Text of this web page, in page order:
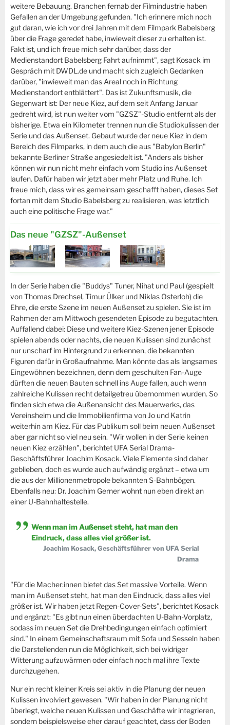
weitere Bebauung. Branchen fernab der Filmindustrie haben
Gefallen an der Umgebung gefunden. "Ich erinnere mich noch
gut daran, wie ich vor drei Jahren mit dem Filmpark Babelsberg
über die Frage geredet habe, inwieweit dieser zu erhalten ist.
Fakt ist, und ich freue mich sehr darüber, dass der
Medienstandort Babelsberg Fahrt aufnimmt", sagt Kosack im
Gespräch mit DWDL.de und macht sich zugleich Gedanken
darüber, "inwieweit man das Areal noch in Richtung
Medienstandort entblättert". Das ist Zukunftsmusik, die
Gegenwart ist: Der neue Kiez, auf dem seit Anfang Januar
gedreht wird, ist nun weiter vom "GZSZ"-Studio entfernt als der
bisherige. Etwa ein Kilometer trennen nun die Studiokulissen der
Serie und das Außenset. Gebaut wurde der neue Kiez in dem
Bereich des Filmparks, in dem auch die aus "Babylon Berlin"
bekannte Berliner Straße angesiedelt ist. "Anders als bisher
können wir nun nicht mehr einfach vom Studio ins Außenset
laufen. Dafür haben wir jetzt aber mehr Platz und Ruhe. Ich
freue mich, dass wir es gemeinsam geschafft haben, dieses Set
fortan mit dem Studio Babelsberg zu realisieren, was letztlich
auch eine politische Frage war."
Das neue "GZSZ"-Außenset
In der Serie haben die "Buddys" Tuner, Nihat und Paul (gespielt
von Thomas Drechsel, Timur Ülker und Niklas Osterloh) die
Ehre, die erste Szene im neuen Außenset zu spielen. Sie ist im
Rahmen der am Mittwoch gesendeten Episode zu begutachten.
Auffallend dabei: Diese und weitere Kiez-Szenen jener Episode
spielen abends oder nachts, die neuen Kulissen sind zunächst
nur unscharf im Hintergrund zu erkennen, die bekannten
Figuren dafür in Großaufnahme. Man könnte das als langsames
Eingewöhnen bezeichnen, denn dem geschulten Fan-Auge
dürften die neuen Bauten schnell ins Auge fallen, auch wenn
zahlreiche Kulissen recht detailgetreu übernommen wurden. So
finden sich etwa die Außenansicht des Mauerwerks, das
Vereinsheim und die Immobilienfirma von Jo und Katrin
weiterhin am Kiez. Für das Publikum soll beim neuen Außenset
aber gar nicht so viel neu sein. "Wir wollen in der Serie keinen
neuen Kiez erzählen", berichtet UFA Serial Drama-
Geschäftsführer Joachim Kosack. Viele Elemente sind daher
geblieben, doch es wurde auch aufwändig ergänzt – etwa um
die aus der Millionenmetropole bekannten S-Bahnbögen.
Ebenfalls neu: Dr. Joachim Gerner wohnt nun eben direkt an
einer U-Bahnhaltestelle.
Wenn man im Außenset steht, hat man den
Eindruck, dass alles viel größer ist.
Joachim Kosack, Geschäftsführer von UFA Serial
Drama
"Für die Macher:innen bietet das Set massive Vorteile. Wenn
man im Außenset steht, hat man den Eindruck, dass alles viel
größer ist. Wir haben jetzt Regen-Cover-Sets", berichtet Kosack
und ergänzt: "Es gibt nun einen überdachten U-Bahn-Vorplatz,
sodass im neuen Set die Drehbedingungen einfach optimiert
sind." In einem Gemeinschaftsraum mit Sofa und Sesseln haben
die Darstellenden nun die Möglichkeit, sich bei widriger
Witterung aufzuwärmen oder einfach noch mal ihre Texte
durchzugehen.
Nur ein recht kleiner Kreis sei aktiv in die Planung der neuen
Kulissen involviert gewesen. "Wir haben in der Planung nicht
überlegt, welche neuen Kulissen und Geschäfte wir integrieren,
sondern beispielsweise eher darauf geachtet, dass der Boden